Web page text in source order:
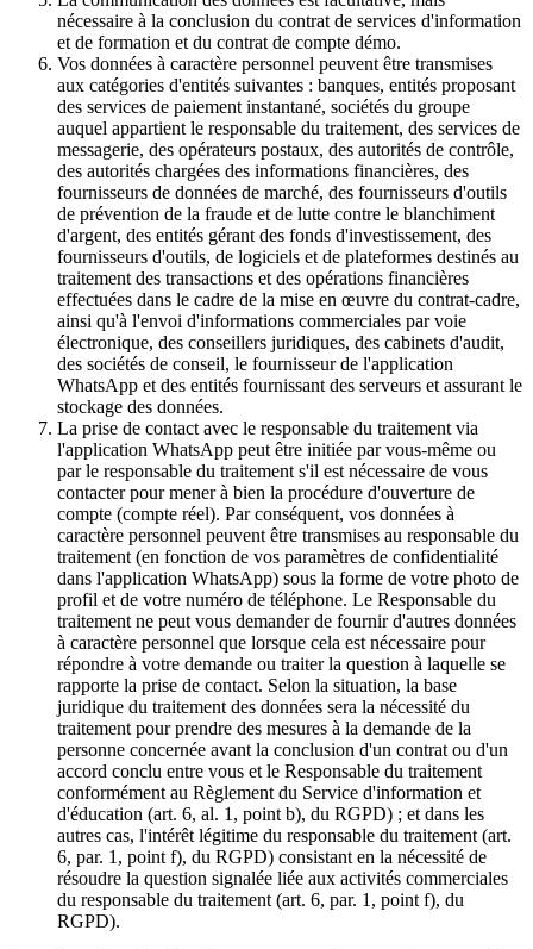
nécessaire à la conclusion du contrat de services d'information
et de formation et du contrat de compte démo.
Vos données à caractère personnel peuvent être transmises
aux catégories d'entités suivantes : banques, entités proposant
des services de paiement instantané, sociétés du groupe
auquel appartient le responsable du traitement, des services de
messagerie, des opérateurs postaux, des autorités de contrôle,
des autorités chargées des informations financières, des
fournisseurs de données de marché, des fournisseurs d'outils
de prévention de la fraude et de lutte contre le blanchiment
d'argent, des entités gérant des fonds d'investissement, des
fournisseurs d'outils, de logiciels et de plateformes destinés au
traitement des transactions et des opérations financières
effectuées dans le cadre de la mise en œuvre du contrat-cadre,
ainsi qu'à l'envoi d'informations commerciales par voie
électronique, des conseillers juridiques, des cabinets d'audit,
des sociétés de conseil, le fournisseur de l'application
WhatsApp et des entités fournissant des serveurs et assurant le
stockage des données.
La prise de contact avec le responsable du traitement via
l'application WhatsApp peut être initiée par vous-même ou
par le responsable du traitement s'il est nécessaire de vous
contacter pour mener à bien la procédure d'ouverture de
compte (compte réel). Par conséquent, vos données à
caractère personnel peuvent être transmises au responsable du
traitement (en fonction de vos paramètres de confidentialité
dans l'application WhatsApp) sous la forme de votre photo de
profil et de votre numéro de téléphone. Le Responsable du
traitement ne peut vous demander de fournir d'autres données
à caractère personnel que lorsque cela est nécessaire pour
répondre à votre demande ou traiter la question à laquelle se
rapporte la prise de contact. Selon la situation, la base
juridique du traitement des données sera la nécessité du
traitement pour prendre des mesures à la demande de la
personne concernée avant la conclusion d'un contrat ou d'un
accord conclu entre vous et le Responsable du traitement
conformément au Règlement du Service d'information et
d'éducation (art. 6, al. 1, point b), du RGPD) ; et dans les
autres cas, l'intérêt légitime du responsable du traitement (art.
6, par. 1, point f), du RGPD) consistant en la nécessité de
résoudre la question signalée liée aux activités commerciales
du responsable du traitement (art. 6, par. 1, point f), du
RGPD).